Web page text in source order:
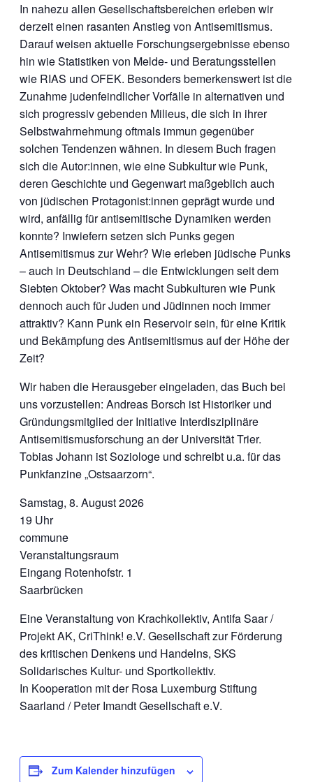
In nahezu allen Gesellschaftsbereichen erleben wir
derzeit einen rasanten Anstieg von Antisemitismus.
Darauf weisen aktuelle Forschungsergebnisse ebenso
hin wie Statistiken von Melde- und Beratungsstellen
wie RIAS und OFEK. Besonders bemerkenswert ist die
Zunahme judenfeindlicher Vorfälle in alternativen und
sich progressiv gebenden Milieus, die sich in ihrer
Selbstwahrnehmung oftmals immun gegenüber
solchen Tendenzen wähnen. In diesem Buch fragen
sich die Autor:innen, wie eine Subkultur wie Punk,
deren Geschichte und Gegenwart maßgeblich auch
von jüdischen Protagonist:innen geprägt wurde und
wird, anfällig für antisemitische Dynamiken werden
konnte? Inwiefern setzen sich Punks gegen
Antisemitismus zur Wehr? Wie erleben jüdische Punks
– auch in Deutschland – die Entwicklungen seit dem
Siebten Oktober? Was macht Subkulturen wie Punk
dennoch auch für Juden und Jüdinnen noch immer
attraktiv? Kann Punk ein Reservoir sein, für eine Kritik
und Bekämpfung des Antisemitismus auf der Höhe der
Zeit?
Wir haben die Herausgeber eingeladen, das Buch bei
uns vorzustellen: Andreas Borsch ist Historiker und
Gründungsmitglied der Initiative Interdisziplinäre
Antisemitismusforschung an der Universität Trier.
Tobias Johann ist Soziologe und schreibt u.a. für das
Punkfanzine „Ostsaarzorn“.
Samstag, 8. August 2026
19 Uhr
commune
Veranstaltungsraum
Eingang Rotenhofstr. 1
Saarbrücken
Eine Veranstaltung von Krachkollektiv, Antifa Saar /
Projekt AK, CriThink! e.V. Gesellschaft zur Förderung
des kritischen Denkens und Handelns, SKS
Solidarisches Kultur- und Sportkollektiv.
In Kooperation mit der Rosa Luxemburg Stiftung
Saarland / Peter Imandt Gesellschaft e.V.
Zum Kalender hinzufügen